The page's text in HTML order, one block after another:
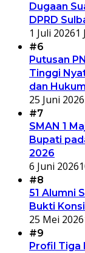
Dugaan
DPRD
1 Juli 20261
#6
Putusan
Tinggi
dan
25 Juni 2026
#7
SMAN 1
Bupati
2026
6 Juni 2026
#8
51 Alumni
Bukti
25 Mei 2026
#9
Profil Tiga